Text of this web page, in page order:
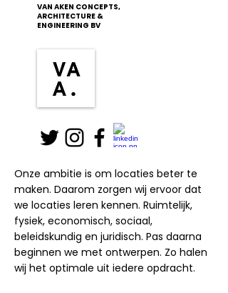
VAN AKEN CONCEPTS,
ARCHITECTURE &
ENGINEERING BV
Onze ambitie is om locaties beter te
maken. Daarom zorgen wij ervoor dat
we locaties leren kennen. Ruimtelijk,
fysiek, economisch, sociaal,
beleidskundig en juridisch. Pas daarna
beginnen we met ontwerpen. Zo halen
wij het optimale uit iedere opdracht.